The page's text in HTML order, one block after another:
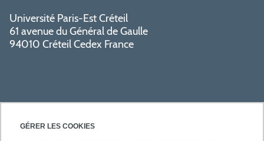
GÉRER LES COOKIES
Université Paris-Est Créteil
61 avenue du Général de Gaulle
94010 Créteil Cedex France